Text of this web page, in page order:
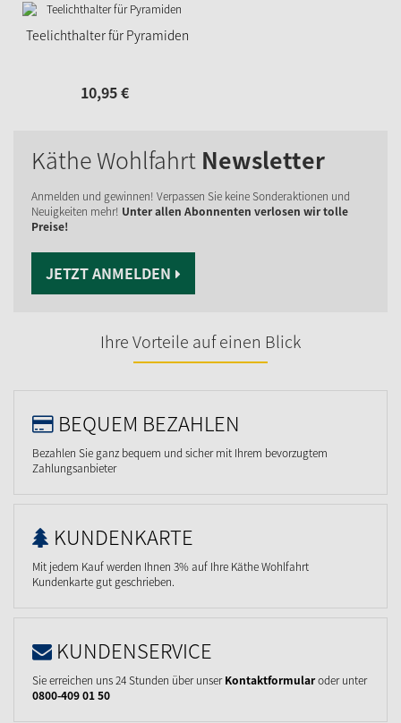
Teelichthalter für Pyramiden
10,95€
Käthe Wohlfahrt Newsletter
Anmelden und gewinnen! Verpassen Sie keine Sonderaktionen und
Neuigkeiten mehr! Unter allen Abonnenten verlosen wir tolle
Preise!
JETZT ANMELDEN
Ihre Vorteile auf einen Blick
BEQUEM BEZAHLEN
Bezahlen Sie ganz bequem und sicher mit Ihrem bevorzugtem
Zahlungsanbieter
KUNDENKARTE
Mit jedem Kauf werden Ihnen 3% auf Ihre Käthe Wohlfahrt
Kundenkarte gut geschrieben.
KUNDENSERVICE
Sie erreichen uns 24 Stunden über unserKontaktformularoder unter
0800-409 01 50